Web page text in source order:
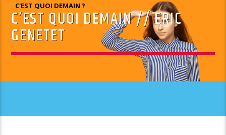
C'EST QUOI DEMAIN ?
C’EST QUOI DEMAIN // ERIC
GENETET